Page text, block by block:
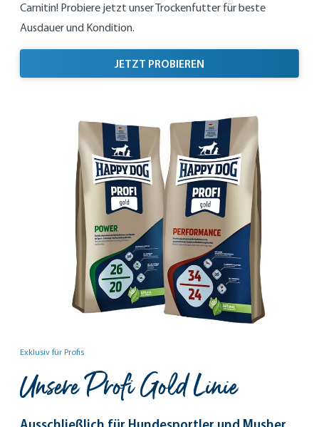
Carnitin! Probiere jetzt unser Trockenfutter für beste
Ausdauer und Kondition.
JETZT PROBIEREN
Exklusiv für Profis
Unsere Profi Gold Linie